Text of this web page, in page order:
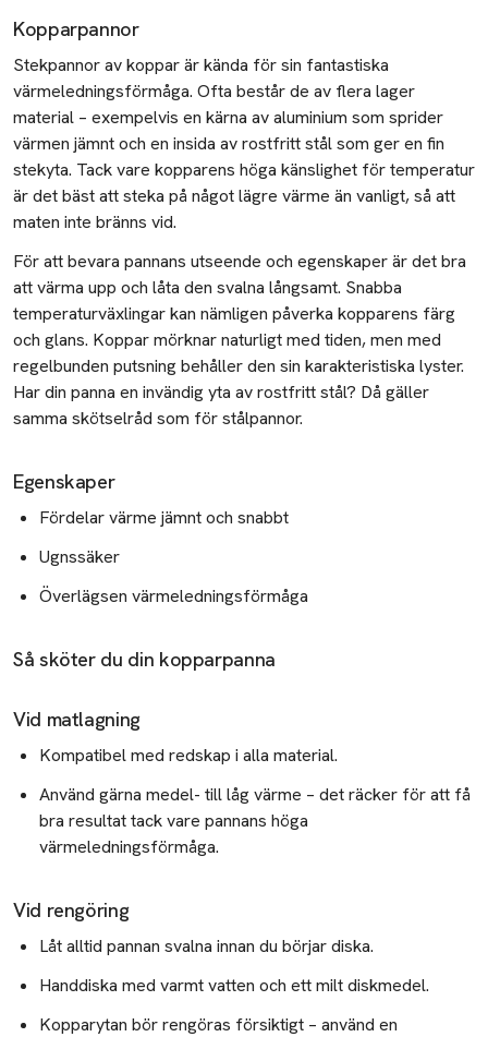
Kopparpannor
Stekpannor av koppar är kända för sin fantastiska
värmeledningsförmåga. Ofta består de av flera lager
material – exempelvis en kärna av aluminium som sprider
värmen jämnt och en insida av rostfritt stål som ger en fin
stekyta. Tack vare kopparens höga känslighet för temperatur
är det bäst att steka på något lägre värme än vanligt, så att
maten inte bränns vid.
För att bevara pannans utseende och egenskaper är det bra
att värma upp och låta den svalna långsamt. Snabba
temperaturväxlingar kan nämligen påverka kopparens färg
och glans. Koppar mörknar naturligt med tiden, men med
regelbunden putsning behåller den sin karakteristiska lyster.
Har din panna en invändig yta av rostfritt stål? Då gäller
samma skötselråd som för stålpannor.
Egenskaper
Fördelar värme jämnt och snabbt
Ugnssäker
Överlägsen värmeledningsförmåga
Så sköter du din kopparpanna
Vid matlagning
Kompatibel med redskap i alla material.
Använd gärna medel- till låg värme – det räcker för att få
bra resultat tack vare pannans höga
värmeledningsförmåga.
Vid rengöring
Låt alltid pannan svalna innan du börjar diska.
Handdiska med varmt vatten och ett milt diskmedel.
Kopparytan bör rengöras försiktigt – använd en